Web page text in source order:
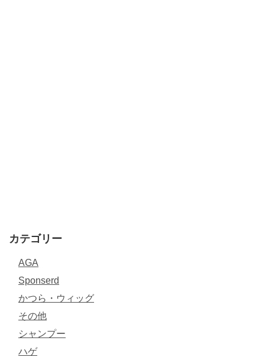
カテゴリー
AGA
Sponserd
かつら・ウィッグ
その他
シャンプー
ハゲ